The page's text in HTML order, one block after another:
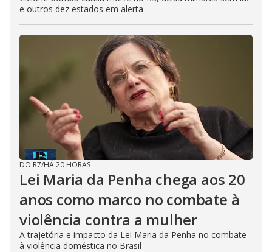
e outros dez estados em alerta
DO R7/HÁ 20 HORAS
Lei Maria da Penha chega aos 20
anos como marco no combate à
violência contra a mulher
A trajetória e impacto da Lei Maria da Penha no combate
à violência doméstica no Brasil